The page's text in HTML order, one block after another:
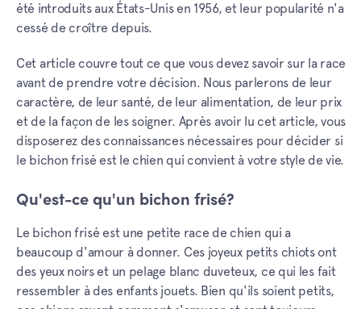
été introduits aux États-Unis en 1956, et leur popularité n'a
cessé de croître depuis.
Cet article couvre tout ce que vous devez savoir sur la race
avant de prendre votre décision. Nous parlerons de leur
caractère, de leur santé, de leur alimentation, de leur prix
et de la façon de les soigner. Après avoir lu cet article, vous
disposerez des connaissances nécessaires pour décider si
le bichon frisé est le chien qui convient à votre style de vie.
Qu'est-ce qu'un bichon frisé?
Le bichon frisé est une petite race de chien qui a
beaucoup d'amour à donner. Ces joyeux petits chiots ont
des yeux noirs et un pelage blanc duveteux, ce qui les fait
ressembler à des enfants jouets. Bien qu'ils soient petits,